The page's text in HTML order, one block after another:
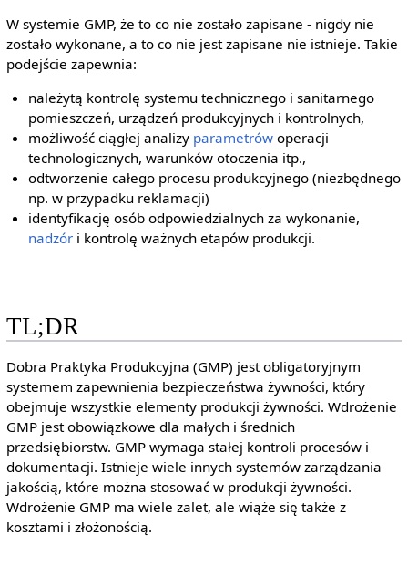
W systemie GMP, że to co nie zostało zapisane - nigdy nie
zostało wykonane, a to co nie jest zapisane nie istnieje. Takie
podejście zapewnia:
należytą kontrolę systemu technicznego i sanitarnego
pomieszczeń, urządzeń produkcyjnych i kontrolnych,
możliwość ciągłej analizy parametrów operacji
technologicznych, warunków otoczenia itp.,
odtworzenie całego procesu produkcyjnego (niezbędnego
np. w przypadku reklamacji)
identyfikację osób odpowiedzialnych za wykonanie,
nadzór i kontrolę ważnych etapów produkcji.
TL;DR
Dobra Praktyka Produkcyjna (GMP) jest obligatoryjnym
systemem zapewnienia bezpieczeństwa żywności, który
obejmuje wszystkie elementy produkcji żywności. Wdrożenie
GMP jest obowiązkowe dla małych i średnich
przedsiębiorstw. GMP wymaga stałej kontroli procesów i
dokumentacji. Istnieje wiele innych systemów zarządzania
jakością, które można stosować w produkcji żywności.
Wdrożenie GMP ma wiele zalet, ale wiąże się także z
kosztami i złożonością.